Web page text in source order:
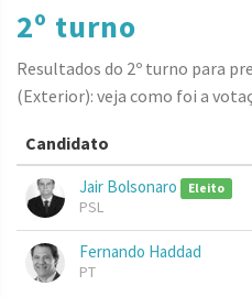
2º turno
Resultados do 2º turno para
(Exterior): veja como foi a
Candidato
Jair Bolsonaro Eleito
PSL
Fernando Haddad
PT